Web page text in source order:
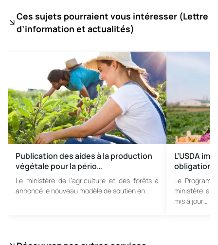
Ces sujets pourraient vous intéresser (Lettre
d’information et actualités)
Publication des aides à la production
végétale pour la pério…
Le ministère de l’agriculture et des forêts a
annoncé le nouveau modèle de soutien en…
L’USDA
obligation
Le
ministère
mis à jour…